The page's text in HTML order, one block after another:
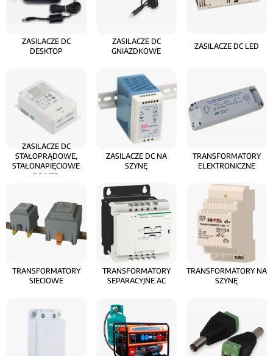
ZASILACZE DC
DESKTOP
ZASILACZE DC
GNIAZDKOWE
ZASILACZE DC LED
ZASILACZE DC
STAŁOPRĄDOWE,
STAŁONAPIĘCIOWE
DRIVER
ZASILACZE DC NA
SZYNĘ
TRANSFORMATORY
ELEKTRONICZNE
TRANSFORMATORY
SIECIOWE
TRANSFORMATORY
SEPARACYJNE AC
TRANSFORMATORY NA
SZYNĘ